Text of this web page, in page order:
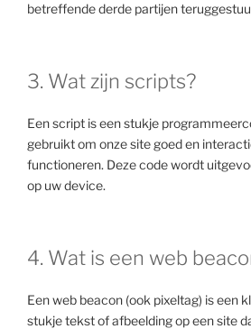
betreffende derde partijen
3. Wat zijn scripts?
Een script is een stukje
gebruikt om onze site goed en
functioneren. Deze code wordt
op uw device.
4. Wat is een web
Een web beacon (ook pixeltag) is een
stukje tekst of afbeelding op een site